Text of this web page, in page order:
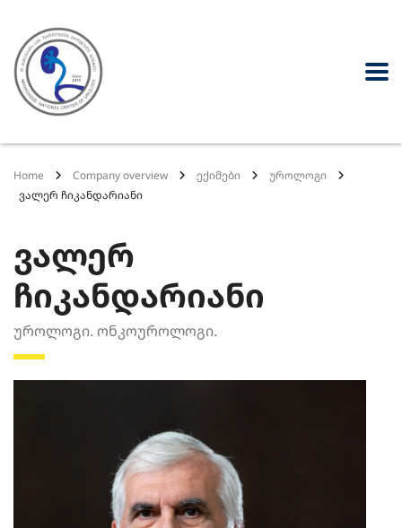
Home Company overview ექიმები
უროლოგი
ვალერ ჩიკანდარიანი
ვალერ
ჩიკანდარიანი
უროლოგი. ონკოუროლოგი.